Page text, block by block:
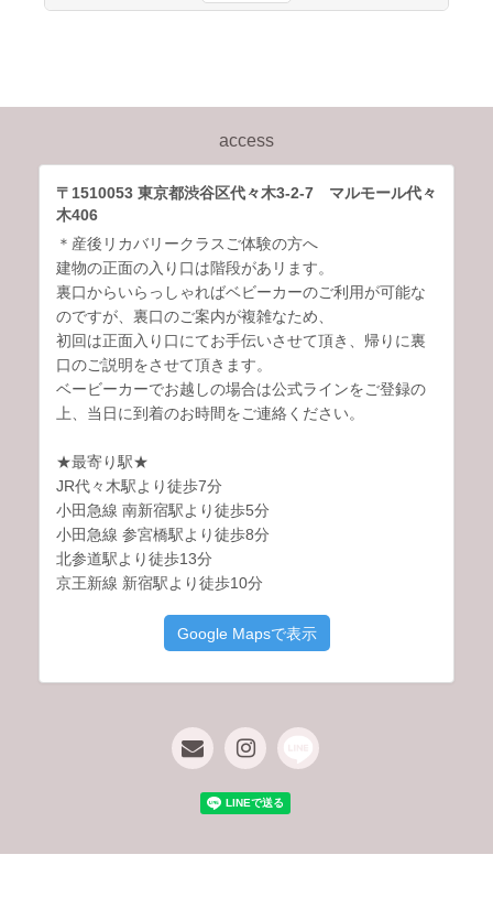
access
〒1510053 東京都渋谷区代々木3-2-7 マルモール代々
木406
＊産後リカバリークラスご体験の方へ
建物の正面の入り口は階段があリます。
裏口からいらっしゃればベビーカーのご利用が可能な
のですが、裏口のご案内が複雑なため、
初回は正面入り口にてお手伝いさせて頂き、帰りに裏
口のご説明をさせて頂きます。
ベービーカーでお越しの場合は公式ラインをご登録の
上、当日に到着のお時間をご連絡ください。
★最寄り駅★
JR代々木駅より徒歩7分
小田急線 南新宿駅より徒歩5分
小田急線 参宮橋駅より徒歩8分
北参道駅より徒歩13分
京王新線 新宿駅より徒歩10分